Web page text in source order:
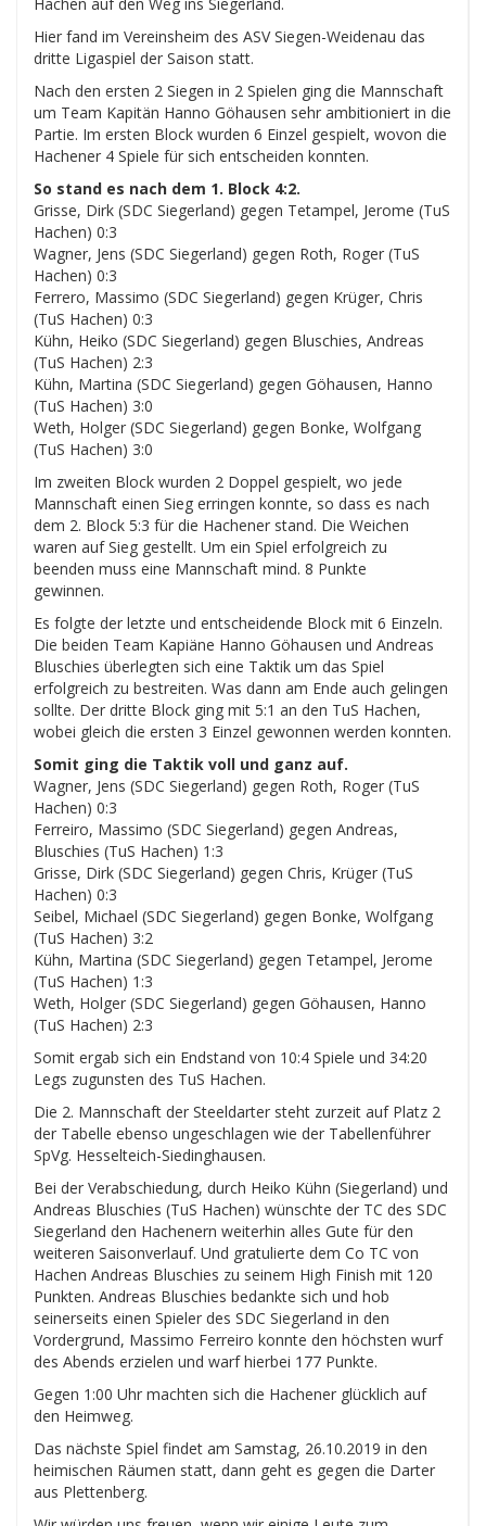
Hier fand im Vereinsheim des ASV Siegen-Weidenau das
dritte Ligaspiel der Saison statt.
Nach den ersten 2 Siegen in 2 Spielen ging die Mannschaft
um Team Kapitän Hanno Göhausen sehr ambitioniert in die
Partie. Im ersten Block wurden 6 Einzel gespielt, wovon die
Hachener 4 Spiele für sich entscheiden konnten.
So stand es nach dem 1. Block 4:2.
Grisse, Dirk (SDC Siegerland) gegen Tetampel, Jerome (TuS
Hachen) 0:3
Wagner, Jens (SDC Siegerland) gegen Roth, Roger (TuS
Hachen) 0:3
Ferrero, Massimo (SDC Siegerland) gegen Krüger, Chris
(TuS Hachen) 0:3
Kühn, Heiko (SDC Siegerland) gegen Bluschies, Andreas
(TuS Hachen) 2:3
Kühn, Martina (SDC Siegerland) gegen Göhausen, Hanno
(TuS Hachen) 3:0
Weth, Holger (SDC Siegerland) gegen Bonke, Wolfgang
(TuS Hachen) 3:0
Im zweiten Block wurden 2 Doppel gespielt, wo jede
Mannschaft einen Sieg erringen konnte, so dass es nach
dem 2. Block 5:3 für die Hachener stand. Die Weichen
waren auf Sieg gestellt. Um ein Spiel erfolgreich zu
beenden muss eine Mannschaft mind. 8 Punkte
gewinnen.
Es folgte der letzte und entscheidende Block mit 6 Einzeln.
Die beiden Team Kapiäne Hanno Göhausen und Andreas
Bluschies überlegten sich eine Taktik um das Spiel
erfolgreich zu bestreiten. Was dann am Ende auch gelingen
sollte. Der dritte Block ging mit 5:1 an den TuS Hachen,
wobei gleich die ersten 3 Einzel gewonnen werden konnten.
Somit ging die Taktik voll und ganz auf.
Wagner, Jens (SDC Siegerland) gegen Roth, Roger (TuS
Hachen) 0:3
Ferreiro, Massimo (SDC Siegerland) gegen Andreas,
Bluschies (TuS Hachen) 1:3
Grisse, Dirk (SDC Siegerland) gegen Chris, Krüger (TuS
Hachen) 0:3
Seibel, Michael (SDC Siegerland) gegen Bonke, Wolfgang
(TuS Hachen) 3:2
Kühn, Martina (SDC Siegerland) gegen Tetampel, Jerome
(TuS Hachen) 1:3
Weth, Holger (SDC Siegerland) gegen Göhausen, Hanno
(TuS Hachen) 2:3
Somit ergab sich ein Endstand von 10:4 Spiele und 34:20
Legs zugunsten des TuS Hachen.
Die 2. Mannschaft der Steeldarter steht zurzeit auf Platz 2
der Tabelle ebenso ungeschlagen wie der Tabellenführer
SpVg. Hesselteich-Siedinghausen.
Bei der Verabschiedung, durch Heiko Kühn (Siegerland) und
Andreas Bluschies (TuS Hachen) wünschte der TC des SDC
Siegerland den Hachenern weiterhin alles Gute für den
weiteren Saisonverlauf. Und gratulierte dem Co TC von
Hachen Andreas Bluschies zu seinem High Finish mit 120
Punkten. Andreas Bluschies bedankte sich und hob
seinerseits einen Spieler des SDC Siegerland in den
Vordergrund, Massimo Ferreiro konnte den höchsten wurf
des Abends erzielen und warf hierbei 177 Punkte.
Gegen 1:00 Uhr machten sich die Hachener glücklich auf
den Heimweg.
Das nächste Spiel findet am Samstag, 26.10.2019 in den
heimischen Räumen statt, dann geht es gegen die Darter
aus Plettenberg.